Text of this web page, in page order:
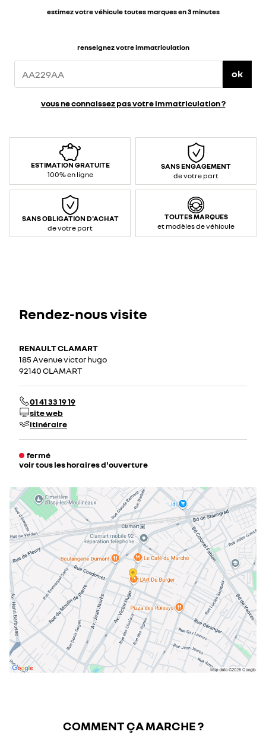
estimez votre véhicule toutes marques en 3 minutes
renseignez votre immatriculation
ok
vous ne connaissez pas votre immatriculation ?
ESTIMATION GRATUITE
100% en ligne
SANS ENGAGEMENT
de votre part
SANS OBLIGATION D'ACHAT
de votre part
TOUTES MARQUES
et modèles de véhicule
Rendez-nous visite
RENAULT CLAMART
185 Avenue victor hugo
92140 CLAMART
01 41 33 19 19
site web
itinéraire
fermé
voir tous les horaires d'ouverture
mardi
09:00 - 12:3014:00 - 19:00
mercredi
09:00 - 12:3014:00 - 19:00
jeudi
09:00 - 12:3014:00 - 19:00
vendredi
09:00 - 12:3014:00 - 19:00
samedi
09:00 - 12:3014:00 - 19:00
dimanche
fermé
COMMENT ÇA MARCHE ?